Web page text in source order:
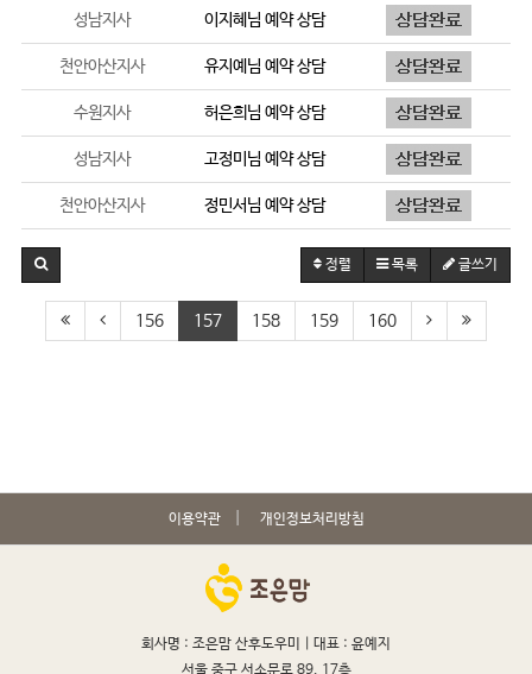
성남지사 이지혜 님 예약 상담
천안아산지사 유지예 님 예약 상담
수원지사 허은희님 예약 상담
성남지사 고정미 님 예약 상담
천안아산지사 정민서님 예약 상담
정렬 목록 글쓰기
156 157 158 159 160
이용약관 개인정보처리방침
회사명 : 조은맘 산후도우미 | 대표 : 윤예지
서울 중구 서소문로 89, 17층